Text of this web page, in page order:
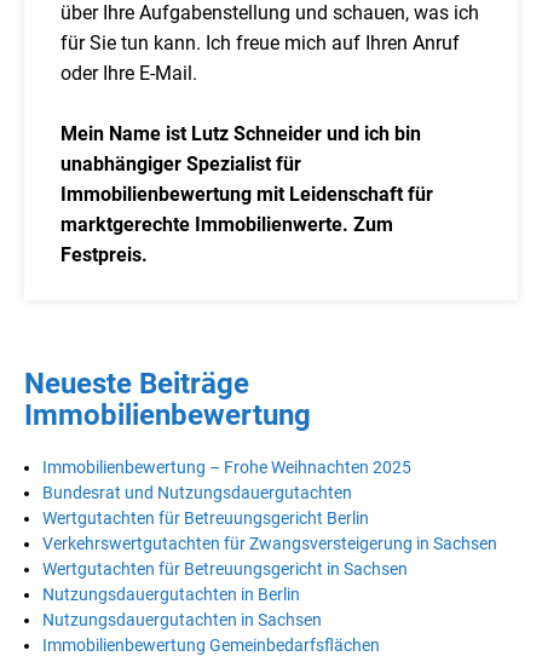
über Ihre Aufgabenstellung und schauen, was ich
für Sie tun kann. Ich freue mich auf Ihren Anruf
oder Ihre E-Mail.
Mein Name ist Lutz Schneider und ich bin
unabhängiger Spezialist für
Immobilienbewertung mit Leidenschaft für
marktgerechte Immobilienwerte. Zum
Festpreis.
Neueste Beiträge
Immobilienbewertung
Immobilienbewertung – Frohe Weihnachten 2025
Bundesrat und Nutzungsdauergutachten
Wertgutachten für Betreuungsgericht Berlin
Verkehrswertgutachten für Zwangsversteigerung in Sachsen
Wertgutachten für Betreuungsgericht in Sachsen
Nutzungsdauergutachten in Berlin
Nutzungsdauergutachten in Sachsen
Immobilienbewertung Gemeinbedarfsflächen